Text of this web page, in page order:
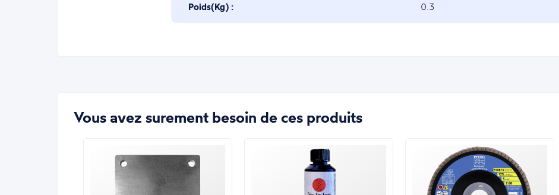
Poids(Kg) : 0.3
Vous avez surement besoin de ces produits